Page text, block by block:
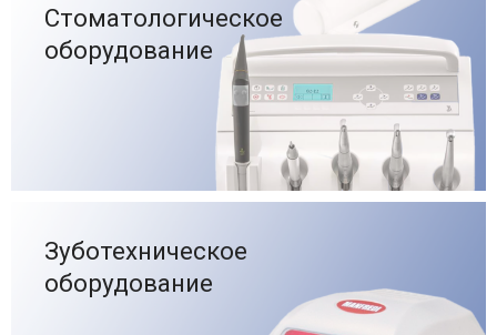
Стоматологическое
оборудование
Зуботехническое
оборудование